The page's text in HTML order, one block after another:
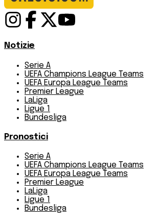
Notizie
Serie A
UEFA Champions League Teams
UEFA Europa League Teams
Premier League
LaLiga
Ligue 1
Bundesliga
Pronostici
Serie A
UEFA Champions League Teams
UEFA Europa League Teams
Premier League
LaLiga
Ligue 1
Bundesliga